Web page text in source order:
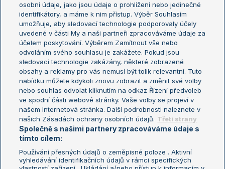
Žebříček WTA (ženy)
Sázkařský žebříček
French Open
Wimbledon
US Open
Turnaj mistrů
Turnaj mistryň
Aktualní trendy
Fotbalové přestupy
Livesport Daily
LS Prague Open
osobní údaje, jako jsou údaje o prohlížení nebo jedinečné
identifikátory, a máme k nim přístup. Výběr Souhlasím
umožňuje, aby sledovací technologie podporovaly účely
uvedené v části My a naši partneři zpracováváme údaje za
účelem poskytování. Výběrem Zamítnout vše nebo
odvoláním svého souhlasu je zakážete. Pokud jsou
sledovací technologie zakázány, některé zobrazené
obsahy a reklamy pro vás nemusí být tolik relevantní. Tuto
nabídku můžete kdykoli znovu zobrazit a změnit své volby
nebo souhlas odvolat kliknutím na odkaz Řízení předvoleb
ve spodní části webové stránky. Vaše volby se projeví v
našem Internetová stránka. Další podrobnosti naleznete v
našich Zásadách ochrany osobních údajů. Třetí strany
Společně s našimi partnery zpracováváme údaje s
tímto cílem:
Používání přesných údajů o zeměpisné poloze . Aktivní
vyhledávání identifikačních údajů v rámci specifických